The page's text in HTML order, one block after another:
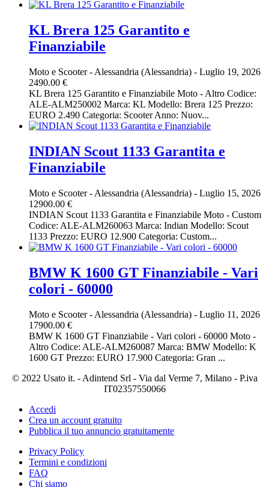
KL Brera 125 Garantito e
Finanziabile
Moto e Scooter- Alessandria (Alessandria) - Luglio 19, 2026
2490.00 €
KL Brera 125 Garantito e Finanziabile Moto - Altro Codice:
ALE-ALM250002 Marca: KL Modello: Brera 125 Prezzo:
EURO 2.490 Categoria: Scooter Anno: Nuov...
INDIAN Scout 1133 Garantita e
Finanziabile
Moto e Scooter- Alessandria (Alessandria) - Luglio 15, 2026
12900.00 €
INDIAN Scout 1133 Garantita e Finanziabile Moto - Custom
Codice: ALE-ALM260063 Marca: Indian Modello: Scout
1133 Prezzo: EURO 12.900 Categoria: Custom...
BMW K 1600 GT Finanziabile - Vari
colori - 60000
Moto e Scooter- Alessandria (Alessandria) - Luglio 11, 2026
17900.00 €
BMW K 1600 GT Finanziabile - Vari colori - 60000 Moto -
Altro Codice: ALE-ALM260087 Marca: BMW Modello: K
1600 GT Prezzo: EURO 17.900 Categoria: Gran ...
© 2022 Usato it. - Adintend Srl - Via dal Verme 7, Milano - P.iva
IT02357550066
Accedi
Crea un account gratuito
Pubblica il tuo annuncio gratuitamente
Privacy Policy
Termini e condizioni
FAQ
Chi siamo